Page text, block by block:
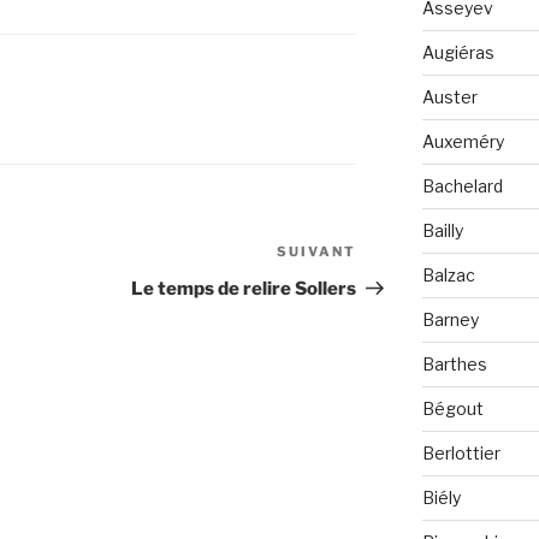
suivant
SUIVANT
Le temps de relire Sollers
Asseyev
Augiéras
Auster
Auxeméry
Bachelard
Bailly
Balzac
Barney
Barthes
Bégout
Berlottier
Biély